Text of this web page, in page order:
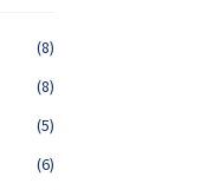
(8)
(8)
(5)
(6)